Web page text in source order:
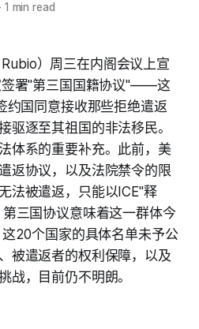
1 min read
）周三在内阁会议上宣
签署"第三国国籍协议"——这
约国同意接收那些拒绝遣返
驱逐至其祖国的非法移民。
体系的重要补充。此前，美
返协议，以及法院禁令的限
法被遣返，只能以ICE"释
三国协议意味着这一群体今
20个国家的具体名单未予公
被遣返者的权利保障，以及
战，目前仍不明朗。